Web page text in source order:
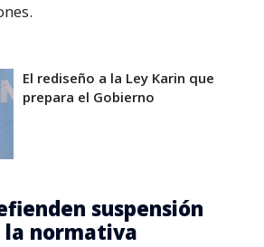
El rediseño a la Ley Karin que
prepara el Gobierno
suspensión
normativa